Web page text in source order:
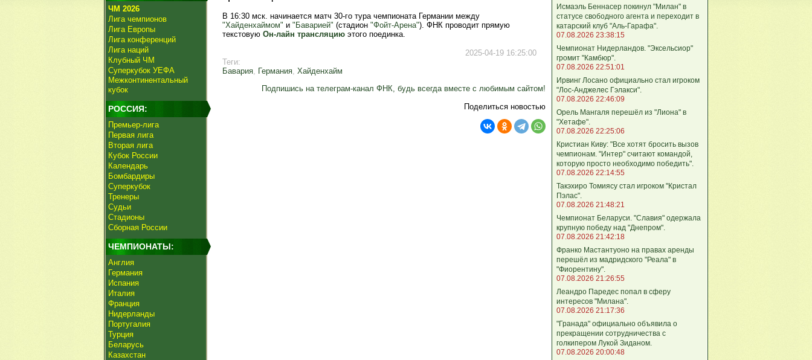
ЧМ 2026
Лига чемпионов
Лига Европы
Лига конференций
Лига наций
Клубный ЧМ
Суперкубок УЕФА
Межконтинентальный
кубок
РОССИЯ:
Премьер-лига
Первая лига
Вторая лига
Кубок России
Календарь
Бомбардиры
Суперкубок
Тренеры
Судьи
Стадионы
Сборная России
ЧЕМПИОНАТЫ:
Англия
Германия
Испания
Италия
Франция
Нидерланды
Португалия
Турция
Беларусь
Казахстан
В 16:30 мск. начинается матч 30-го тура чемпионата Германии между
"Хайденхаймом" и "Баварией" (стадион "Фойт-Арена"). ФНК проводит прямую
текстовую Он-лайн трансляцию этого поединка.
2025-04-19 16:25:00
Теги:
Бавария, Германия, Хайденхайм
Подпишись на телеграм-канал ФНК, будь всегда вместе с любимым сайтом!
Поделиться новостью
Исмаэль Беннасер покинул "Милан" в
статусе свободного агента и переходит в
катарский клуб "Аль-Гарафа".
07.08.2026 23:38:15
Чемпионат Нидерландов. "Эксельсиор"
громит "Камбюр".
07.08.2026 22:51:01
Ирвинг Лосано официально стал игроком
"Лос-Анджелес Гэлакси".
07.08.2026 22:46:09
Орель Мангаля перешёл из "Лиона" в
"Хетафе".
07.08.2026 22:25:06
Кристиан Киву: "Все хотят бросить вызов
чемпионам. "Интер" считают командой,
которую просто необходимо победить".
07.08.2026 22:14:55
Такэхиро Томиясу стал игроком "Кристал
Пэлас".
07.08.2026 21:48:21
Чемпионат Беларуси. "Славия" одержала
крупную победу над "Днепром".
07.08.2026 21:42:18
Франко Мастантуоно на правах аренды
перешёл из мадридского "Реала" в
"Фиорентину".
07.08.2026 21:26:55
Леандро Паредес попал в сферу
интересов "Милана".
07.08.2026 21:17:36
"Гранада" официально объявила о
прекращении сотрудничества с
голкипером Лукой Зиданом.
07.08.2026 20:00:48